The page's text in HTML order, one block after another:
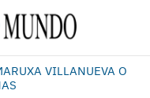
VILLANUEVA O